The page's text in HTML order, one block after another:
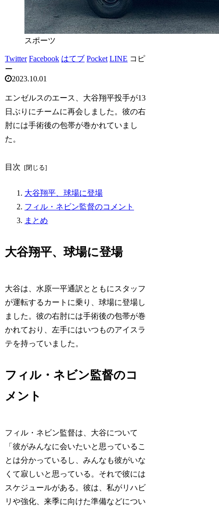
スポーツ
Twitter Facebook はてブ Pocket LINE コピ
ー
2023.10.01
エンゼルスのエース、大谷翔平投手が13
日ぶりにチームに再会しました。彼の右
肘には手術後の包帯が巻かれていまし
た。
目次
大谷翔平、球場に登場
フィル・ネビン監督のコメント
まとめ
大谷翔平、球場に登場
大谷は、水原一平通訳とともにスタッフ
が運転するカートに乗り、球場に登場し
ました。彼の右肘には手術後の包帯が巻
かれており、左手にはいつものアイスラ
テを持っていました。
フィル・ネビン監督のコ
メント
フィル・ネビン監督は、大谷について
「彼がみんなに会いたいと思っているこ
とは分かっているし、みんなも彼がいな
くて寂しいと思っている。それで彼には
スケジュールがある。彼は、私がリハビ
リや強化、来季に向けた準備などについ